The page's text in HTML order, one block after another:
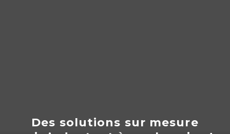
Des solutions sur mesure